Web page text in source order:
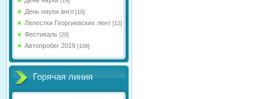
День науки англ [10]
Лепестки Георгиевских лент [12]
Фестиваль [20]
Автопробег 2019 [109]
Горячая линия